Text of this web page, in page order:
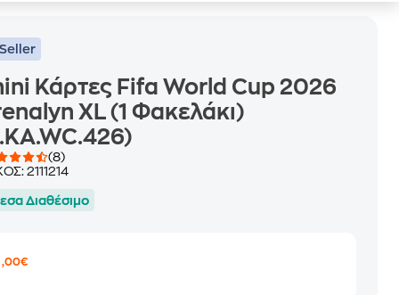
Κάρτες Fifa World Cup 2026
XL (1 Φακελάκι)
(8)
2111214
Διαθέσιμο
,00€